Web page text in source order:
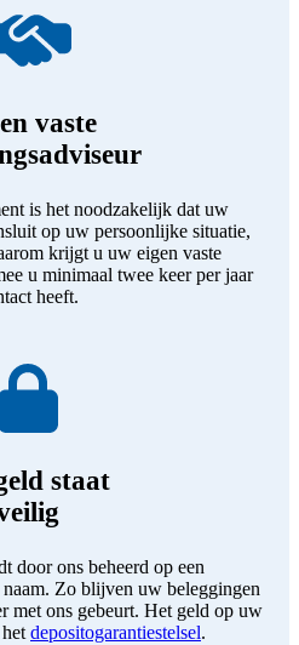
vaste
is het noodzakelijk dat uw
op uw persoonlijke situatie,
krijgt u uw eigen vaste
u minimaal twee keer per jaar
heeft.
staat
door ons beheerd op een
Zo blijven uw beleggingen
met ons gebeurt. Het geld op uw
depositogarantiestelsel.